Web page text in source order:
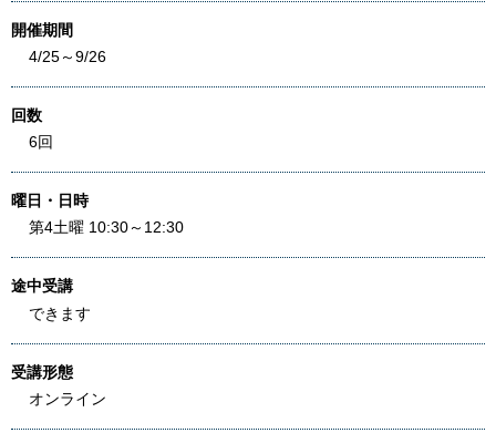
開催期間
4/25～9/26
回数
6回
曜日・日時
第4土曜 10:30～12:30
途中受講
できます
受講形態
オンライン